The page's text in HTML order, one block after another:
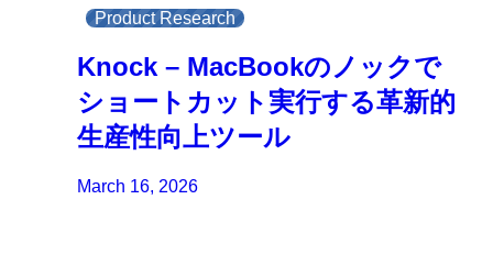
Product Research
Knock – MacBookのノックで
ショートカット実行する革新的
生産性向上ツール
March 16, 2026